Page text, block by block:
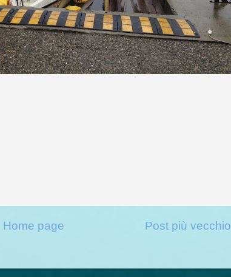
Post più vecchio
Home page